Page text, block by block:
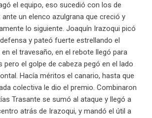
el equipo, eso sucedió con los de
ante un elenco azulgrana que creció y
lo siguiente. Joaquín Irazoqui picó
y pateó fuerte estrellando el
el travesaño, en el rebote llegó para
pero el golpe de cabeza pegó en el lado
Hacía méritos el canario, hasta que
colectiva le dio el premio. Combinaron
Trasante se sumó al ataque y llegó a
atrás de Irazoqui, y mandó el útil a